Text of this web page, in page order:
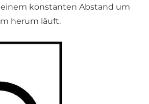
einem konstanten Abstand um
herum läuft.